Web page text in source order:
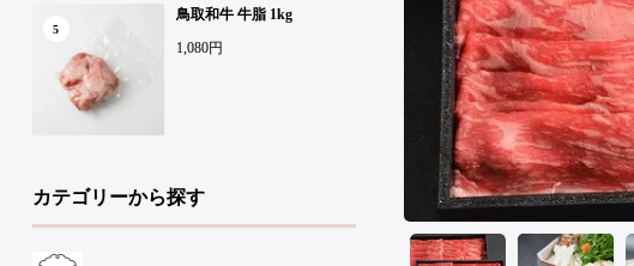
5
鳥取和牛 牛脂 1kg
1,080円
カテゴリーから探す